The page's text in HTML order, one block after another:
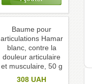
Baume pour
articulations Hamar
blanc, contre la
douleur articulaire
et musculaire, 50 g
308UAH